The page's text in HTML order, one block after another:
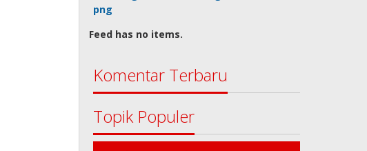
Feed has no items.
Komentar Terbaru
Topik Populer